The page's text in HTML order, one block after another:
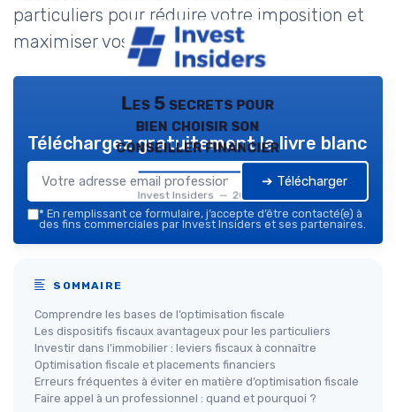
particuliers pour réduire votre imposition et
maximiser vos rendements.
Les 5 secrets pour
bien choisir son
conseiller financier
Invest Insiders — 2026
Téléchargez gratuitement le livre blanc
➔ Télécharger
* En remplissant ce formulaire, j’accepte d’être contacté(e) à
des fins commerciales par Invest Insiders et ses partenaires.
SOMMAIRE
Comprendre les bases de l’optimisation fiscale
Les dispositifs fiscaux avantageux pour les particuliers
Investir dans l’immobilier : leviers fiscaux à connaître
Optimisation fiscale et placements financiers
Erreurs fréquentes à éviter en matière d’optimisation fiscale
Faire appel à un professionnel : quand et pourquoi ?